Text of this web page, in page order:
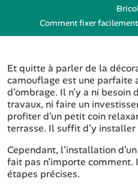
Comment fixer
Et quitte à parler de la
camouflage est une parfaite
d’ombrage. Il n’y a ni besoin
travaux, ni faire un
profiter d’un petit coin
terrasse. Il suffit d’y
Cependant, l’installation
fait pas n’importe
étapes précises.